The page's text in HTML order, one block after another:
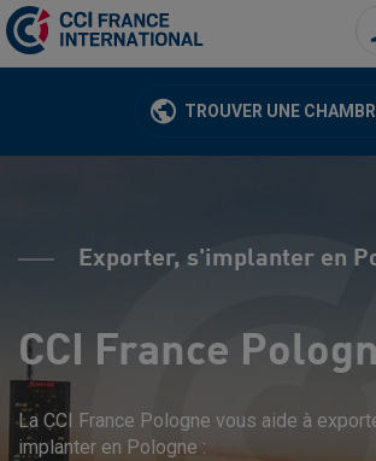
TROUVER UNE
Exporter, s'implanter en
CCI France
La CCI France Pologne vous aide à
implanter en Pologne :